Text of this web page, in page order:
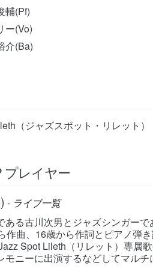
輔(Pf)
ー(Vo)
介(Ba)
（ジャズスポット・リレット）
プレイヤー
- ライブ一覧
ある古川次男とジャズシンガー
作曲、16歳から作詞とピアノ弾
Spot Lileth（リレット）専属
モニーに出演するなどしてマルチ